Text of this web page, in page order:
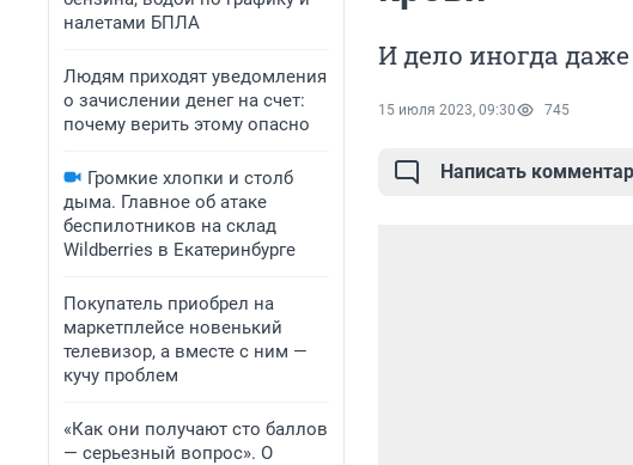
налетами БПЛА
Людям приходят уведомления
о зачислении денег на счет:
почему верить этому опасно
Громкие хлопки и столб
дыма. Главное об атаке
беспилотников на склад
Wildberries в Екатеринбурге
Покупатель приобрел на
маркетплейсе новенький
телевизор, а вместе с ним —
кучу проблем
«Как они получают сто баллов
— серьезный вопрос». О
И дело иногда
15 июля 2023, 09:30 745
Написать